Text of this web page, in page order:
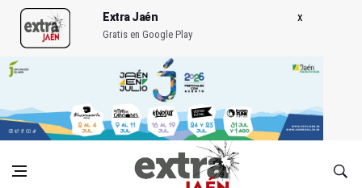
Extra Jaén
Gratis en Google Play